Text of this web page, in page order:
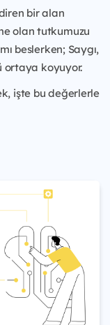
bir alan
olan tutkumuzu
beslerken; Saygı,
ortaya koyuyor.
işte bu değerlerle